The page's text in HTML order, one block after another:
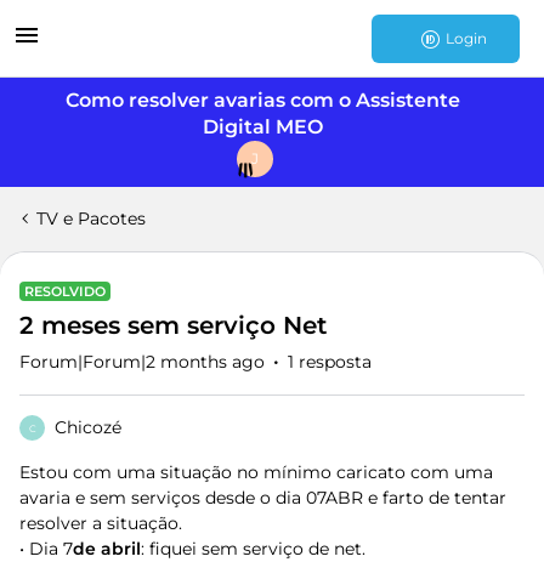
Login
Como resolver avarias com o Assistente
Digital MEO
J
TV e Pacotes
RESOLVIDO
2 meses sem serviço Net
Forum|Forum|2 months ago 1 resposta
C Chicozé
Estou com uma situação no mínimo caricato com uma
avaria e sem serviços desde o dia 07ABR e farto de tentar
resolver a situação.
• Dia 7de abril: fiquei sem serviço de net.